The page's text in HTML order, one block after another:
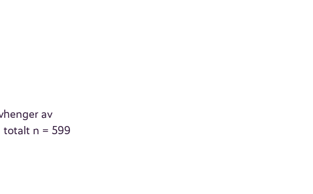
av
totalt n = 599